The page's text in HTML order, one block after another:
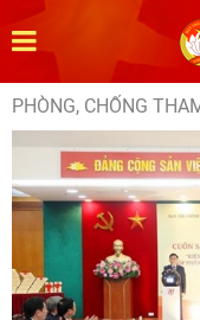
PHÒNG, CHỐNG